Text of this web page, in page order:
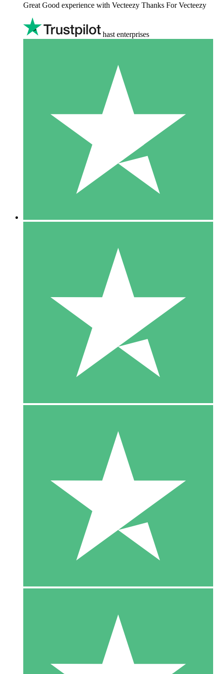
Great Good experience with Vecteezy Thanks For Vecteezy
hast enterprises